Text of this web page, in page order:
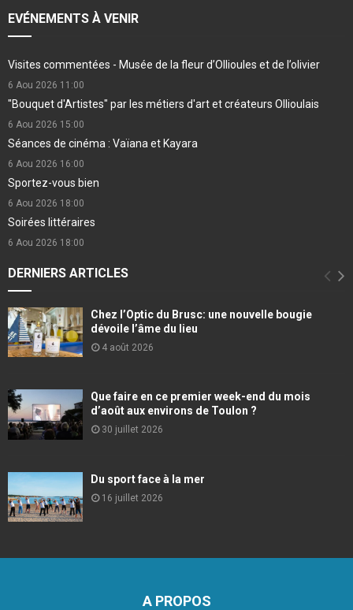
EVÉNEMENTS À VENIR
Visites commentées - Musée de la fleur d’Ollioules et de l’olivier
6 Aou 2026 11:00
"Bouquet d'Artistes" par les métiers d'art et créateurs Ollioulais
6 Aou 2026 15:00
Séances de cinéma : Vaïana et Kayara
6 Aou 2026 16:00
Sportez-vous bien
6 Aou 2026 18:00
Soirées littéraires
6 Aou 2026 18:00
DERNIERS ARTICLES
Chez l’Optic du Brusc: une nouvelle bougie
dévoile l’âme du lieu
4 août 2026
Que faire en ce premier week-end du mois
d’août aux environs de Toulon ?
30 juillet 2026
Du sport face à la mer
16 juillet 2026
A PROPOS